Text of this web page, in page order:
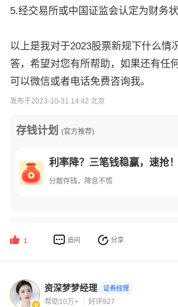
5.经交易所或中国证监会认定为财务状
以上是我对于2023股票新规下什么情
答，希望对您有所帮助，如果还有任
可以微信或者电话免费咨询我。
发布于2023-10-31 14:42 北京
存钱计划 (官方推荐)
利率降？三笔钱稳赢，速抢！
分散存钱，降息不慌
1 追问 分享
资深梦梦经理 证券经理
帮助10万+ 好评927